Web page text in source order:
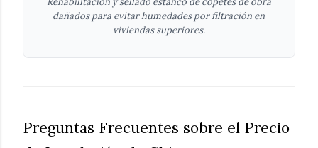
dañados para evitar humedades por filtración en
viviendas superiores.
Preguntas Frecuentes sobre el Precio